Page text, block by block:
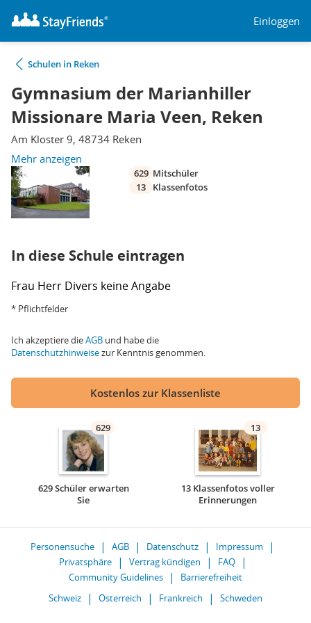
Einloggen
Schulen in Reken
Gymnasium der Marianhiller
Missionare Maria Veen, Reken
Am Kloster 9, 48734 Reken
Mehr anzeigen
629 Mitschüler
13
Klassenfotos
In diese Schule eintragen
Frau Herr Divers keine Angabe
* Pflichtfelder
Ich akzeptiere dieAGB und habe die
Datenschutzhinweisezur Kenntnis genommen.
Kostenlos zur Klassenliste
629
629 Schüler erwarten
Sie
13
13 Klassenfotos voller
Erinnerungen
Personensuche AGB Datenschutz
Impressum
Privatsphäre
Vertrag kündigen
FAQ
Community Guidelines
Barrierefreiheit
Schweiz
Österreich Frankreich Schweden